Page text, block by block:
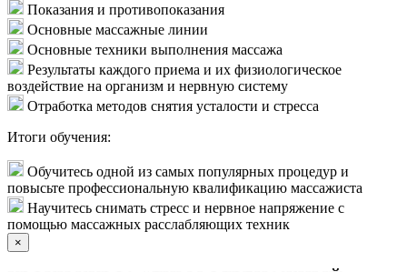
Показания и противопоказания
Основные массажные линии
Основные техники выполнения массажа
Результаты каждого приема и их физиологическое
воздействие на организм и нервную систему
Отработка методов снятия усталости и стресса
Итоги обучения:
Обучитесь одной из самых популярных процедур и
повысьте профессиональную квалификацию массажиста
Научитесь снимать стресс и нервное напряжение с
помощью массажных расслабляющих техник
×